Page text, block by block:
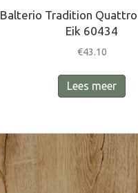
Balterio Tradition
Eik 60434
€43.10
Lees meer